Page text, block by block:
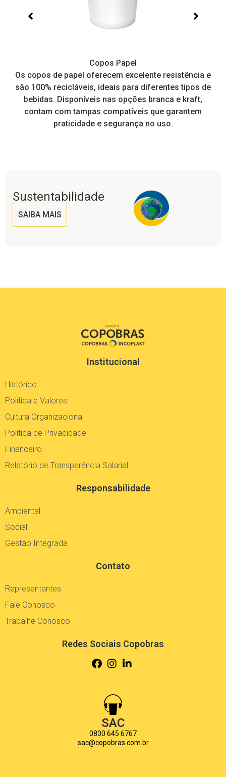
Copos Papel
Os copos de papel oferecem excelente resistência e
são 100% recicláveis, ideais para diferentes tipos de
bebidas. Disponíveis nas opções branca e kraft,
contam com tampas compatíveis que garantem
praticidade e segurança no uso.
Sustentabilidade
SAIBA MAIS
Institucional
Histórico
Política e Valores
Cultura Organizacional
Política de Privacidade
Financeiro
Relatório de Transparência Salarial
Responsabilidade
Ambiental
Social
Gestão Integrada
Contato
Representantes
Fale Conosco
Trabalhe Conosco
Redes Sociais Copobras
SAC
0800 645 6767
sac@copobras.com.br